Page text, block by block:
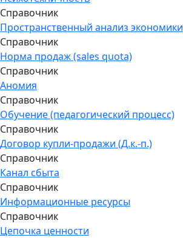
Справочник
Пространственный анализ экономики
Справочник
Норма продаж (sales quota)
Справочник
Аномия
Справочник
Обучение (педагогический процесс)
Справочник
Договор купли-продажи (Д.к.-п.)
Справочник
Канал сбыта
Справочник
Информационные ресурсы
Справочник
Цепочка ценности